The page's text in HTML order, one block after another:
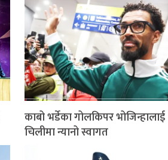
काबो भर्डेका गोलकिपर भोजिन्हालाई
चिलीमा न्यानो स्वागत